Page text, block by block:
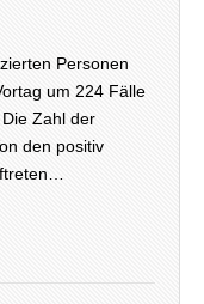
Personen
um 224 Fälle
Zahl der
den positiv